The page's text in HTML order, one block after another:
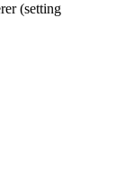
(setting